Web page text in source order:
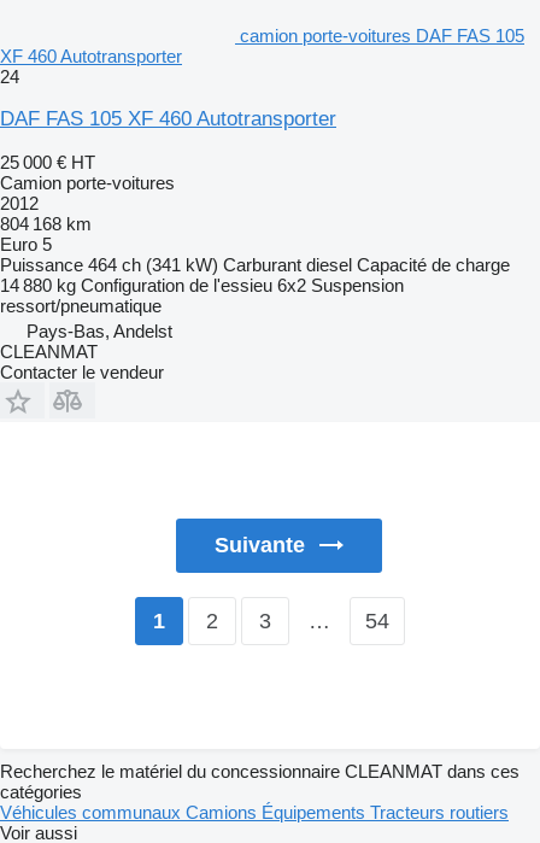
camion porte-voitures DAF FAS 105
XF 460 Autotransporter
24
DAF FAS 105 XF 460 Autotransporter
25 000 € HT
Camion porte-voitures
2012
804 168 km
Euro 5
Puissance 464 ch (341 kW) Carburant diesel Capacité de charge
14 880 kg Configuration de l'essieu 6x2 Suspension
ressort/pneumatique
Pays-Bas, Andelst
CLEANMAT
Contacter le vendeur
Suivante
1 2 3 … 54
Recherchez le matériel du concessionnaire CLEANMAT dans ces
catégories
Véhicules communaux Camions Équipements Tracteurs routiers
Voir aussi